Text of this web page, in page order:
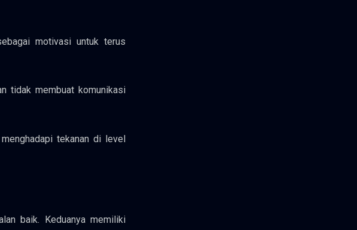
motivasi untuk terus
tidak membuat komunikasi
tekanan di level
baik. Keduanya memiliki